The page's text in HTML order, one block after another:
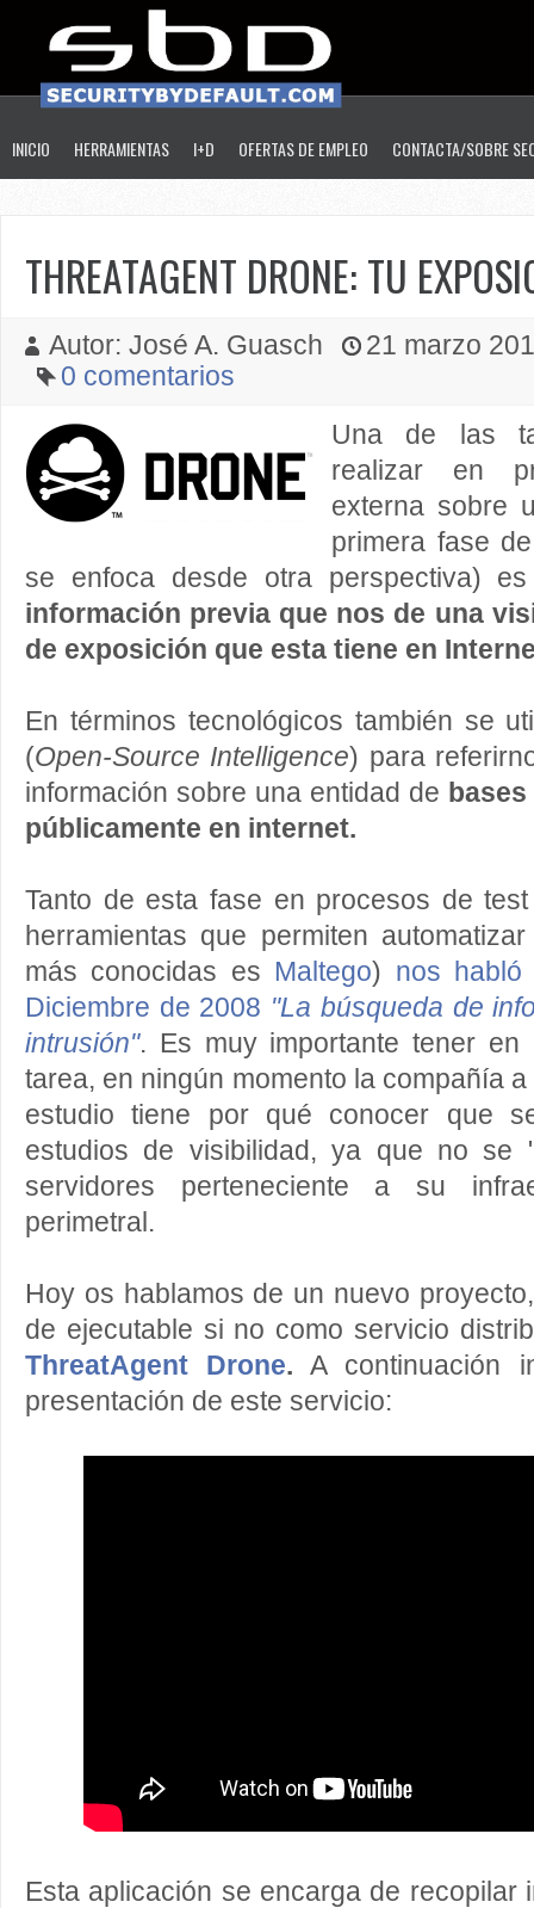
INICIO HERRAMIENTAS I+D OFERTAS DE EMPLEO CONTACTA/SOBRE
THREATAGENT DRONE: TU
Autor: José A. Guasch
21 marzo
0 comentarios
Una de las
realizar en
externa sobre
primera fase
se enfoca desde otra perspectiva)
información previa que nos de una
de exposición que esta tiene en
En términos tecnológicos también se
(Open-Source Intelligence) para
información sobre una entidad de
públicamente en internet.
Tanto de esta fase en procesos de
herramientas que permiten
más conocidas es Maltego) nos
Diciembre de 2008 "La búsqueda de
intrusión". Es muy importante tener en
tarea, en ningún momento la compañía
estudio tiene por qué conocer que
estudios de visibilidad, ya que no se
servidores perteneciente a su
perimetral.
Hoy os hablamos de un nuevo
de ejecutable si no como servicio
ThreatAgent Drone. A continuación
presentación de este servicio:
Esta aplicación se encarga de recopilar